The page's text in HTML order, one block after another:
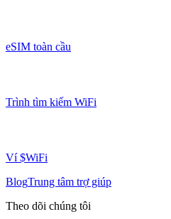
eSIM toàn cầu
Trình tìm kiếm WiFi
Ví $WiFi
BlogTrung tâm trợ giúp
Theo dõi chúng tôi